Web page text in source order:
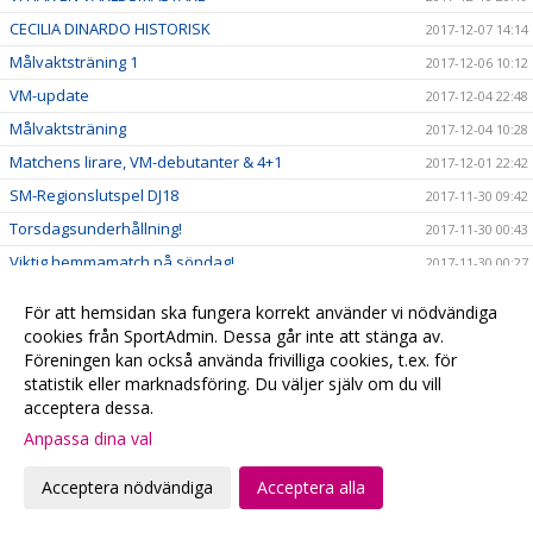
CECILIA DINARDO HISTORISK 2017-12-07 14:14
Målvaktsträning 1 2017-12-06 10:12
VM-update 2017-12-04 22:48
Målvaktsträning 2017-12-04 10:28
Matchens lirare, VM-debutanter & 4+1 2017-12-01 22:42
SM-Regionslutspel DJ18 2017-11-30 09:42
Torsdagsunderhållning! 2017-11-30 00:43
Viktig hemmamatch på söndag! 2017-11-30 00:27
Kvällens fotografering är INSTÄLLD 2017-11-23 14:05
Se Herr A på webben 2017-11-17 23:38
After Work med Tacobuffé 2017-11-14 19:55
In och BUDA!
Ellen till VM!
För att hemsidan ska fungera korrekt använder vi nödvändiga
cookies från SportAdmin. Dessa går inte att stänga av.
Föreningen kan också använda frivilliga cookies, t.ex. för
statistik eller marknadsföring. Du väljer själv om du vill
acceptera dessa.
Anpassa dina val
Acceptera nödvändiga Acceptera alla